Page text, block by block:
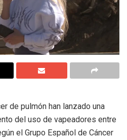
de pulmón han lanzado una
del uso de vapeadores entre
el Grupo Español de Cáncer